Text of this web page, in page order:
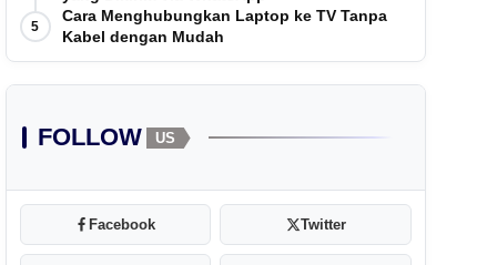
5
Cara Menghubungkan Laptop ke TV Tanpa
Kabel dengan Mudah
FOLLOW US
Facebook Twitter